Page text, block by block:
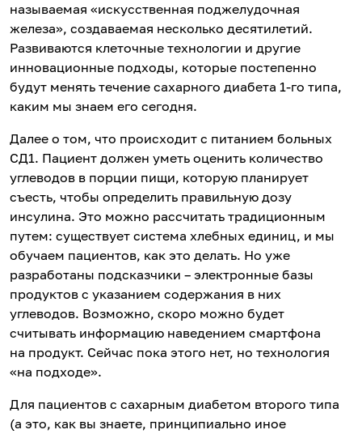
называемая «искусственная поджелудочная
железа», создаваемая несколько десятилетий.
Развиваются клеточные технологии и другие
инновационные подходы, которые постепенно
будут менять течение сахарного диабета 1-го типа,
каким мы знаем его сегодня.
Далее о том, что происходит с питанием больных
СД1. Пациент должен уметь оценить количество
углеводов в порции пищи, которую планирует
съесть, чтобы определить правильную дозу
инсулина. Это можно рассчитать традиционным
путем: существует система хлебных единиц, и мы
обучаем пациентов, как это делать. Но уже
разработаны подсказчики – электронные базы
продуктов с указанием содержания в них
углеводов. Возможно, скоро можно будет
считывать информацию наведением смартфона
на продукт. Сейчас пока этого нет, но технология
«на подходе».
Для пациентов с сахарным диабетом второго типа
(а это, как вы знаете, принципиально иное